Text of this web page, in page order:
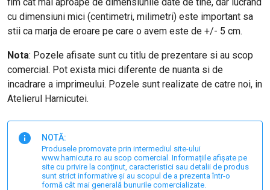
cu dimensiuni mici (centimetri, milimetri) este important sa
stii ca marja de eroare pe care o avem este de +/- 5 cm.
Nota: Pozele afisate sunt cu titlu de prezentare si au scop
comercial. Pot exista mici diferente de nuanta si de
incadrare a imprimeului. Pozele sunt realizate de catre noi, in
Atelierul Harnicutei.
NOTĂ:
Produsele promovate prin intermediul site-ului
www.harnicuta.ro au scop comercial. Informațiile afișate pe
site cu privire la conținut, caracteristici sau detalii de produs
sunt strict informative și au scopul de a prezenta într-o
formă cât mai generală bunurile comercializate.